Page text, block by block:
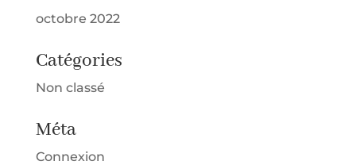
octobre 2022
Catégories
Non classé
Méta
Connexion